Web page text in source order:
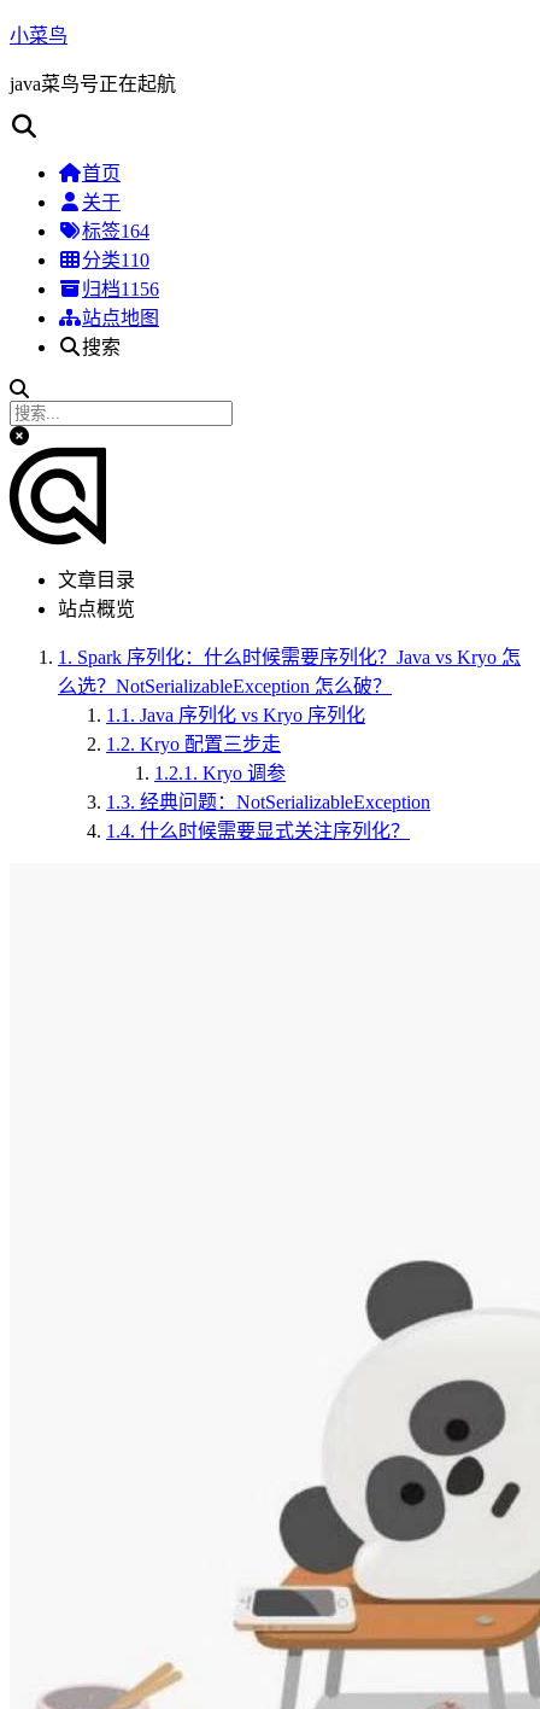
小菜鸟
java菜鸟号正在起航
首页
关于
标签164
分类110
归档1156
站点地图
搜索
文章目录
站点概览
1. Spark 序列化：什么时候需要序列化？Java vs Kryo 怎
么选？NotSerializableException 怎么破？
1.1. Java 序列化 vs Kryo 序列化
1.2. Kryo 配置三步走
1.2.1. Kryo 调参
1.3. 经典问题：NotSerializableException
1.4. 什么时候需要显式关注序列化？